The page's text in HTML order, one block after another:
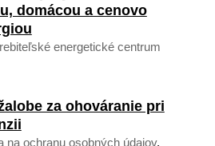
domácou a cenovo
energetické centrum
za ohováranie pri
na ochranu osobných údajov,